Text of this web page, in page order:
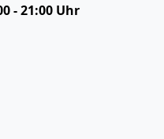
- 21:00 Uhr